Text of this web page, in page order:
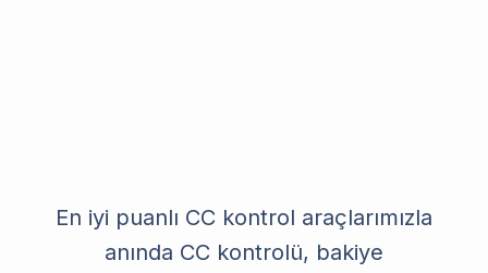
En iyi puanlı CC kontrol araçlarımızla
anında CC kontrolü, bakiye